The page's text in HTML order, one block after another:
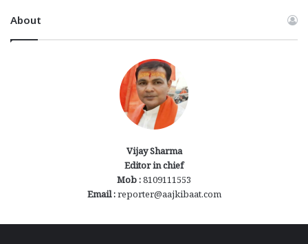
About
Vijay Sharma
Editor in chief
Mob :8109111553
Email :reporter@aajkibaat.com